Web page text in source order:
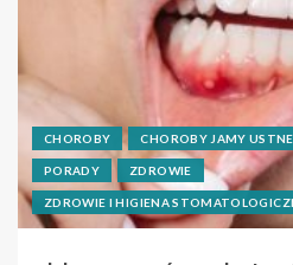
CHOROBY CHOROBY JAMY
PORADY ZDROWIE
ZDROWIE I HIGIENA